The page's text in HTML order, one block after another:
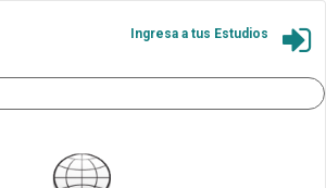
Ingresa a tus Estudios